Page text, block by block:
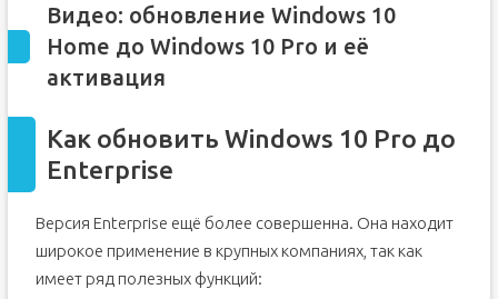
Видео: обновление Windows 10
Home до Windows 10 Pro и её
активация
Как обновить Windows 10 Pro до
Enterprise
Версия Enterprise ещё более совершенна. Она находит
широкое применение в крупных компаниях, так как
имеет ряд полезных функций: